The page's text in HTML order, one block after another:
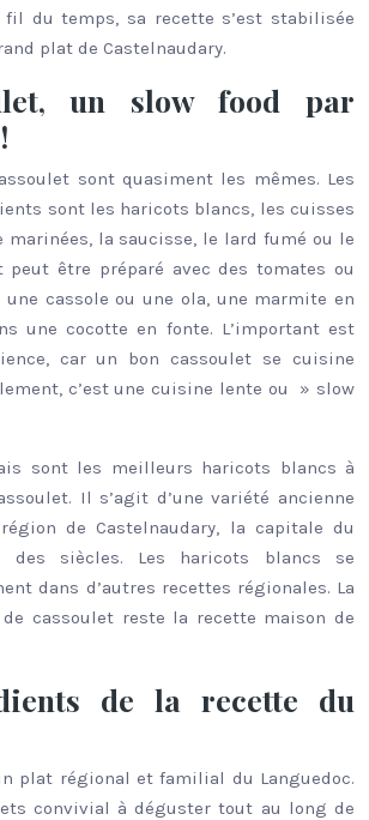
fil du temps, sa recette s’est stabilisée
plat de Castelnaudary.
un slow food par
sont quasiment les mêmes. Les
sont les haricots blancs, les cuisses
marinées, la saucisse, le lard fumé ou le
peut être préparé avec des tomates ou
cassole ou une ola, une marmite en
une cocotte en fonte. L’important est
car un bon cassoulet se cuisine
c’est une cuisine lente ou » slow
sont les meilleurs haricots blancs à
Il s’agit d’une variété ancienne
de Castelnaudary, la capitale du
des siècles. Les haricots blancs se
dans d’autres recettes régionales. La
cassoulet reste la recette maison de
de la recette du
plat régional et familial du Languedoc.
convivial à déguster tout au long de